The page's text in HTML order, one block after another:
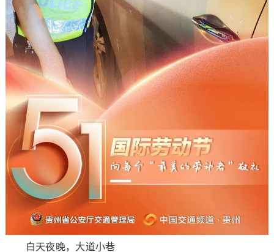
白天夜晚，大道小巷